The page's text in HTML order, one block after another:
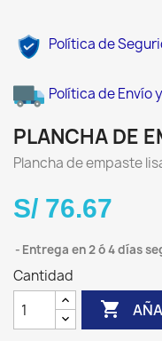
Política de
Política de Envío
PLANCHA DE
Plancha de empaste
S/ 76.67
Entrega en 2 ó 4 días
Cantidad
